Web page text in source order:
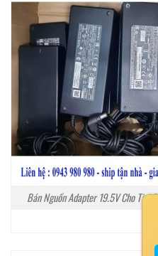
Bán Nguồn Adapter 19.5V Cho Tivi